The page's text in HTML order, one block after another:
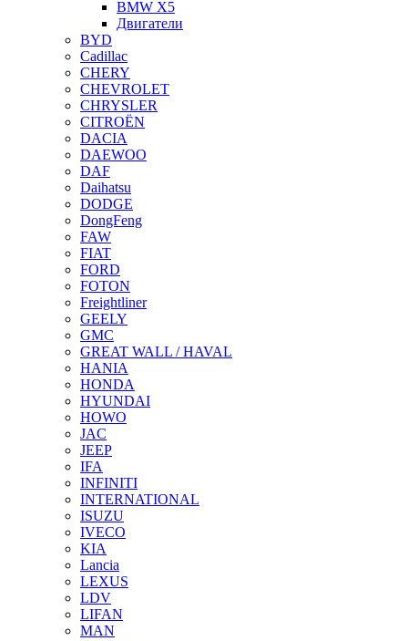
BMW X5
Двигатели
BYD
Cadillaс
CHERY
CHEVROLET
CHRYSLER
CITROЁN
DACIA
DAEWOO
DAF
Daihatsu
DODGE
DongFeng
FAW
FIAT
FORD
FOTON
Freightliner
GEELY
GMC
GREAT WALL / HAVAL
HANIA
HONDA
HYUNDAI
HOWO
JAC
JEEP
IFA
INFINITI
INTERNATIONAL
ISUZU
IVECO
KIA
Lancia
LEXUS
LDV
LIFAN
MAN